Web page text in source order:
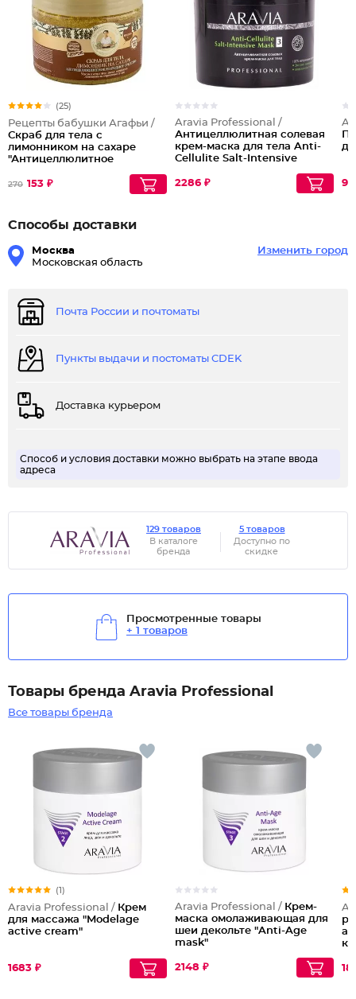
(25)
Рецепты бабушки Агафьи /
Скраб для тела с
лимонником на сахаре
"Антицеллюлитное
270 153 ₽
Aravia Professional /
Антицеллюлитная солевая
крем-маска для тела Anti-
Cellulite Salt-Intensive
2286 ₽
Способы доставки
Москва
Московская область
Изменить город
Почта России и почтоматы
Пункты выдачи и постоматы CDEK
Доставка курьером
Способ и условия доставки можно выбрать на этапе ввода
адреса
129 товаров
В каталоге
бренда
5 товаров
Доступно по
скидке
Просмотренные товары
+ 1 товаров
Товары бренда Aravia Professional
Все товары бренда
(1)
Aravia Professional / Крем
для массажа "Modelage
active cream"
1683 ₽
Aravia Professional / Крем-
маска омолаживающая для
шеи декольте "Anti-Age
mask"
2148 ₽